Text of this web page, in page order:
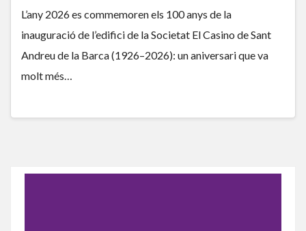
L’any 2026 es commemoren els 100 anys de la
inauguració de l’edifici de la Societat El Casino de Sant
Andreu de la Barca (1926–2026): un aniversari que va
molt més…